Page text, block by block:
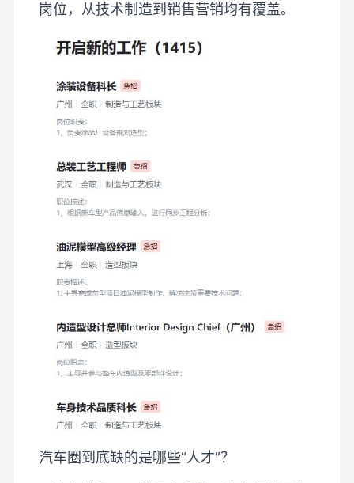
岗位，从技术制造到销售营销均有覆盖。
汽车圈到底缺的是哪些“人才”？